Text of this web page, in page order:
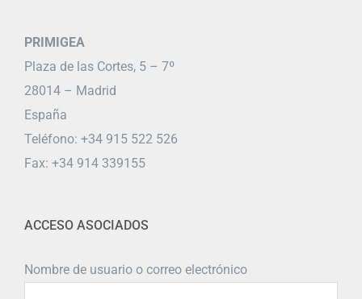
PRIMIGEA
Plaza de las Cortes, 5 – 7º
28014 – Madrid
España
Teléfono: +34 915 522 526
Fax: +34 914 339155
ACCESO ASOCIADOS
Nombre de usuario o correo electrónico